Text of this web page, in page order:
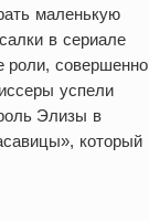
маленькую
в сериале
роли, совершенно
успели
Элизы в
который